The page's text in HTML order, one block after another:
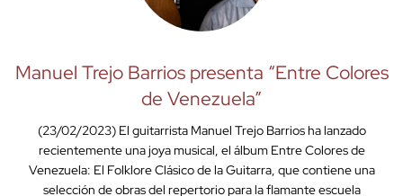
Manuel Trejo Barrios presenta “Entre Colores
de Venezuela”
(23/02/2023) El guitarrista Manuel Trejo Barrios ha lanzado
recientemente una joya musical, el álbum Entre Colores de
Venezuela: El Folklore Clásico de la Guitarra, que contiene una
selección de obras del repertorio para la flamante escuela